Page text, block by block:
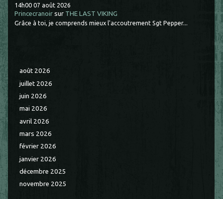
14h00 07 août 2026
Princecranoir sur THE LAST VIKING
Grâce à toi, je comprends mieux l'accoutrement Sgt Pepper...
août 2026
juillet 2026
juin 2026
mai 2026
avril 2026
mars 2026
février 2026
janvier 2026
décembre 2025
novembre 2025